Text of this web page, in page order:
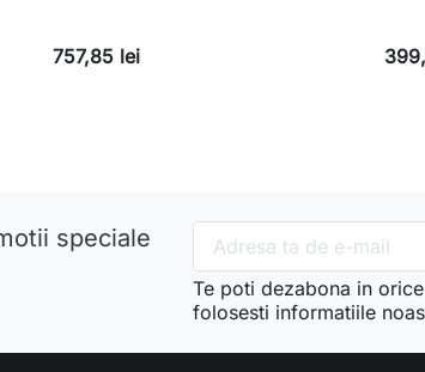
757,85 lei
speciale
Te poti dezabona in
folosesti informatiile